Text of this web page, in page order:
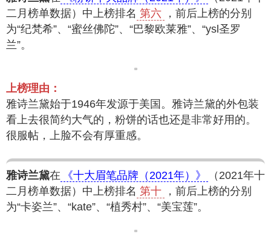
二月榜单数据）中上榜排名 第六
，前后上榜的分别
为“纪梵希”、“蜜丝佛陀”、“巴黎欧莱雅”、“ysl圣罗
兰”。
上榜理由：
雅诗兰黛始于1946年发源于美国。雅诗兰黛的外包装
看上去很简约大气的，粉饼的话也还是非常好用的。
很服帖，上脸不会有厚重感。
雅诗兰黛在 《十大眉笔品牌（2021年）》
（2021年十
二月榜单数据）中上榜排名 第十
，前后上榜的分别
为“卡姿兰”、“kate”、“植秀村”、“美宝莲”。